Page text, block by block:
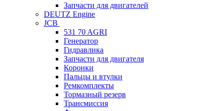
Запчасти для двигателей
DEUTZ Engine
JCB
531 70 AGRI
Генератор
Гидравлика
Запчасти для двигателя
Коронки
Пальцы и втулки
Ремкомплекты
Тормазный резерв
Трансмиссия